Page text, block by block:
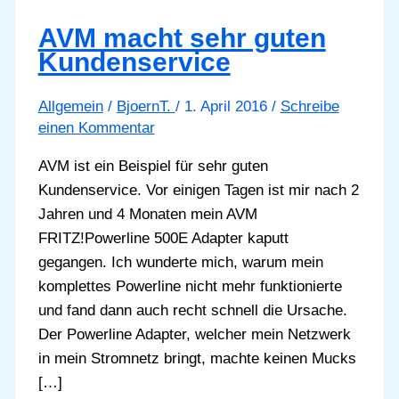
AVM macht sehr guten
Kundenservice
Allgemein/ BjoernT. / 1. April 2016 / Schreibe
einen Kommentar
AVM ist ein Beispiel für sehr guten
Kundenservice. Vor einigen Tagen ist mir nach 2
Jahren und 4 Monaten mein AVM
FRITZ!Powerline 500E Adapter kaputt
gegangen. Ich wunderte mich, warum mein
komplettes Powerline nicht mehr funktionierte
und fand dann auch recht schnell die Ursache.
Der Powerline Adapter, welcher mein Netzwerk
in mein Stromnetz bringt, machte keinen Mucks
[…]